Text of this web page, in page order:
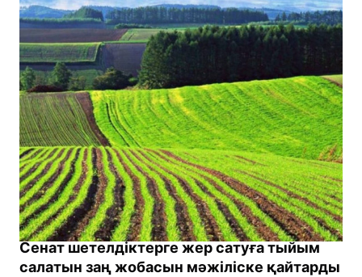
Сенат шетелдіктерге жер сатуға тыйым
салатын заң жобасын мәжіліске қайтарды